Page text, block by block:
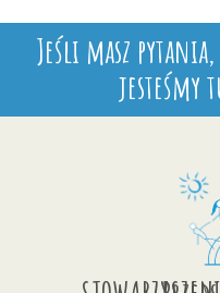
Jeśli masz
jesteśmy